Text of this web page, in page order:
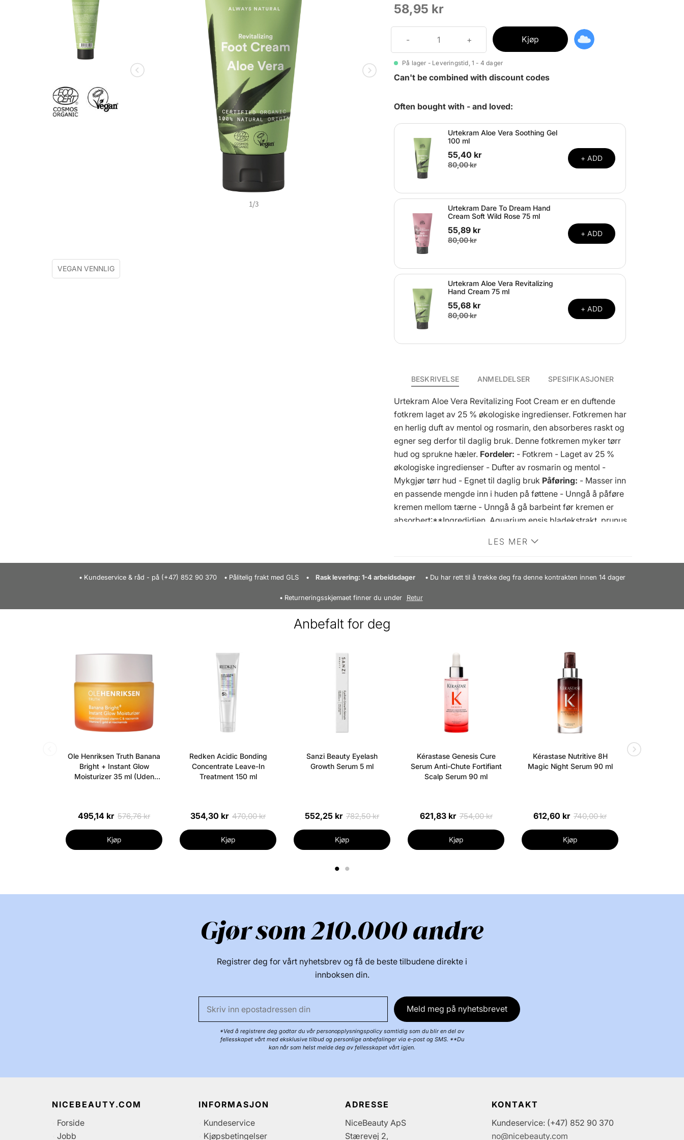
1/3
VEGAN VENNLIG
58,95 kr
Kjøp
På lager - Leveringstid, 1 - 4 dager
Can't be combined with discount codes
Often bought with - and loved:
Urtekram Aloe Vera Soothing Gel
100 ml
55,40 kr
80,00 kr
+ ADD
Urtekram Dare To Dream Hand
Cream Soft Wild Rose 75 ml
55,89 kr
80,00 kr
+ ADD
Urtekram Aloe Vera Revitalizing
Hand Cream 75 ml
55,68 kr
80,00 kr
+ ADD
BESKRIVELSE ANMELDELSER SPESIFIKASJONER
Urtekram Aloe Vera Revitalizing Foot Cream er en duftende
fotkrem laget av 25 % økologiske ingredienser. Fotkremen har
en herlig duft av mentol og rosmarin, den absorberes raskt og
egner seg derfor til daglig bruk. Denne fotkremen myker tørr
hud og sprukne hæler. Fordeler: - Fotkrem - Laget av 25 %
økologiske ingredienser - Dufter av rosmarin og mentol -
Mykgjør tørr hud - Egnet til daglig bruk Påføring: - Masser inn
en passende mengde inn i huden på føttene - Unngå å påføre
kremen mellom tærne - Unngå å gå barbeint før kremen er
absorbert:**Ingredidien, Aquarium ensis bladekstrakt, prunus
cetylalkohol, glyceryl stearate se, zea mays stivelse, olea
caprylate, diglycerin olje xantangummi, heksapeptid-11,
officinalis barkekstrakt, limonen
LES MER
Kundeservice & råd - på (+47) 852 90 370 Pålitelig frakt med GLS Rask levering: 1-4 arbeidsdager Du har rett til å trekke deg fra denne kontrakten innen 14 dager
Returneringsskjemaet finner du under Retur
Anbefalt for deg
Ole Henriksen Truth Banana
Bright + Instant Glow
Moisturizer 35 ml (Uden
495,14 kr 576,76 kr
Kjøp
Redken Acidic Bonding
Concentrate Leave-In
Treatment 150 ml
354,30 kr 470,00 kr
Kjøp
Sanzi Beauty Eyelash
Growth Serum 5 ml
552,25 kr 782,50 kr
Kjøp
Kérastase Genesis Cure
Serum Anti-Chute Fortifiant
Scalp Serum 90 ml
621,83 kr 754,00 kr
Kjøp
Kérastase Nutritive 8H
Magic Night Serum 90 ml
612,60 kr 740,00 kr
Kjøp
1 2
Gjør som 210.000 andre
Registrer deg for vårt nyhetsbrev og få de beste tilbudene direkte i
innboksen din.
Meld meg på nyhetsbrevet
*Ved å registrere deg godtar du vår personopplysningspolicy samtidig som du blir en del av
fellesskapet vårt med eksklusive tilbud og personlige anbefalinger via e-post og SMS. **Du
kan når som helst melde deg av fellesskapet vårt igjen.
NICEBEAUTY.COM
Forside
Jobb
INFORMASJON
Kundeservice
Kjøpsbetingelser
ADRESSE
NiceBeauty ApS
Stærevej 2,
KONTAKT
Kundeservice: (+47) 852 90 370
no@nicebeauty.com